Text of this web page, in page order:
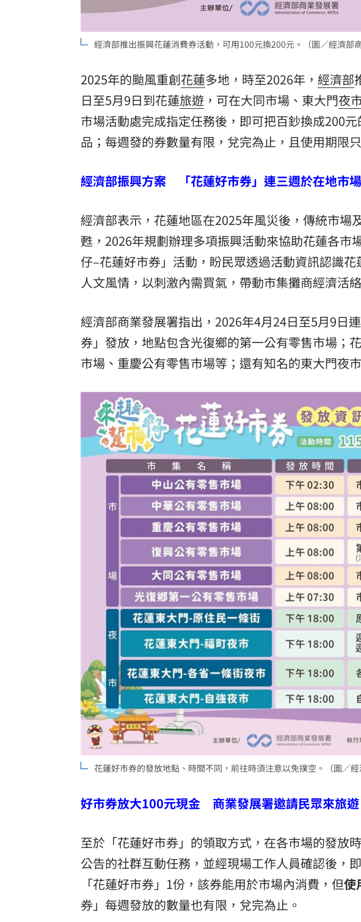
經濟部推出振興花蓮消費券活動，可用100元換200元。（圖／經濟部商
2025年的颱風重創花蓮多地，時至2026年， 經濟部
日至5月9日到花蓮旅遊 ，可在大同市場、東大門夜
市場活動處完成指定任務後，即可把百鈔換成200
品；每週發的券數量有限，兌完為止，且使用期限
經濟部振興方案 「花蓮好市券」連三週於在地市
經濟部表示，花蓮地區在2025年風災後，傳統市場
甦，2026年規劃辦理多項振興活動來協助花蓮各市
仔–花蓮好市券」活動，盼民眾透過活動資訊認識
人文風情，以刺激內需買氣，帶動市集攤商經濟活絡
經濟部商業發展署指出，2026年4月24日至5月9日
券」發放，地點包含光復鄉的第一公有零售市場；
市場、重慶公有零售市場等；還有知名的東大門夜市
花蓮好市券的發放地點、時間不同，前往時須注意以免撲空。（圖／經
好市券放大100元現金 商業發展署邀請民眾來旅遊
至於「花蓮好市券」的領取方式，在各市場的發放
公告的社群互動任務，並經現場工作人員確認後，
「花蓮好市券」1份，該券能用於市場內消費，但使
券」每週發放的數量也有限，兌完為止。